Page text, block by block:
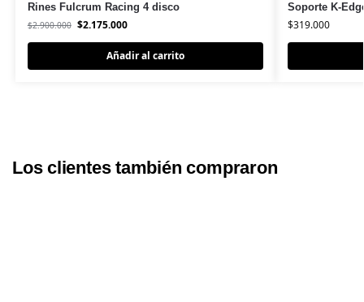
Rines Fulcrum Racing 4 disco
$2.900.000 $2.175.000
Añadir al carrito
Soporte K-
$319.000
Los clientes también compraron